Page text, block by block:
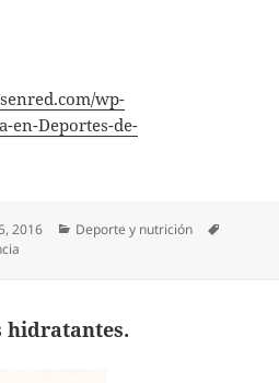
wp-
en-Deportes-de-
2016 Categorías
Deporte y nutrición
hidratantes.